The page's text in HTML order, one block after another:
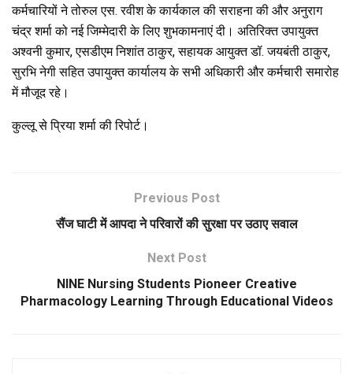
कर्मचारियों ने तोरुल एस. रवीश के कार्यकाल की सराहना की और अनुराग
चंद्र शर्मा को नई जिम्मेदारी के लिए शुभकामनाएं दी। अतिरिक्त उपायुक्त
अश्वनी कुमार, एसडीएम निशांत ठाकुर, सहायक आयुक्त डॉ. जयबंती ठाकुर,
सुरभि नेगी सहित उपायुक्त कार्यालय के सभी अधिकारी और कर्मचारी समारोह
में मौजूद रहे।
कुल्लू से प्रिया शर्मा की रिपोर्ट।
Previous Post
सैंज घाटी में आपदा ने परिवारों की सुरक्षा पर उठाए सवाल
Next Post
NINE Nursing Students Pioneer Creative
Pharmacology Learning Through Educational Videos